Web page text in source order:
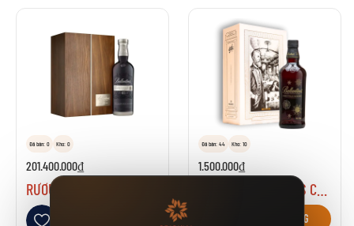
Đã bán: 0 Kho: 0
201.400.000₫
Thêm vào danh sách yêu thích
Đã bán: 44 Kho: 10
1.500.000₫
RƯỢU BALLANTINES CHRISTMAS RESERVE
GIỎ HÀNG